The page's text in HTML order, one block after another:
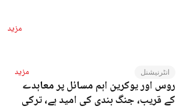
مزید
انٹرنیشنل مزید
روس اور یوکرین اہم مسائل پر معاہدے
کے قریب، جنگ بندی کی امید ہے، ترکی